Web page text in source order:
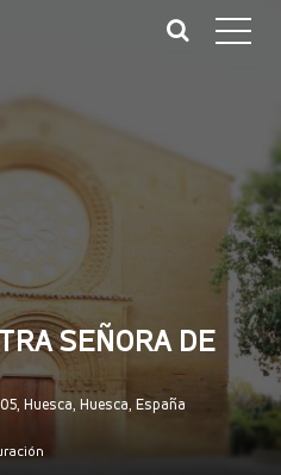
SEÑORA DE
Huesca, Huesca, España